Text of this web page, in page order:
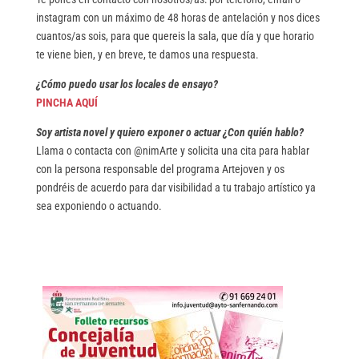
instagram con un máximo de 48 horas de antelación y nos dices
cuantos/as sois, para que quereis la sala, que día y que horario
te viene bien, y en breve, te damos una respuesta.
¿Cómo puedo usar los locales de ensayo?
PINCHA AQUÍ
Soy artista novel y quiero exponer o actuar ¿Con quién hablo?
Llama o contacta con @nimArte y solicita una cita para hablar
con la persona responsable del programa Artejoven y os
pondréis de acuerdo para dar visibilidad a tu trabajo artístico ya
sea exponiendo o actuando.